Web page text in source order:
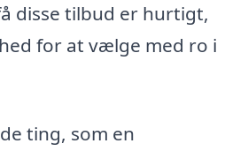
disse tilbud er hurtigt,
for at vælge med ro i
ting, som en